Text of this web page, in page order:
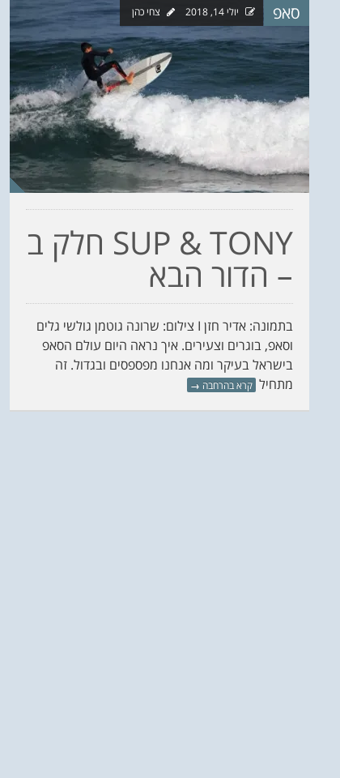
סאפ יולי 14, 2018 צחי כהן
SUP & TONY חלק ב
– הדור הבא
בתמונה: אדיר חזן I צילום: שרונה גוטמן גולשי גלים
וסאפ, בוגרים וצעירים. איך נראה היום עולם הסאפ
בישראל בעיקר ומה אנחנו מפספסים ובגדול. זה
מתחיל קרא בהרחבה →
ההכנות – EILAT
ECO SUP TOUR
KITESURF
ASHDOD 2019
WINTER
CHALLENGE